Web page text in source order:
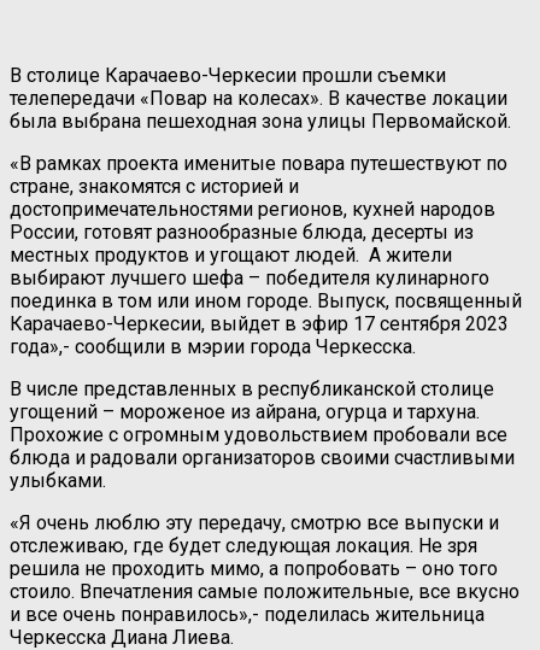
В столице Карачаево-Черкесии прошли съемки
телепередачи «Повар на колесах». В качестве локации
была выбрана пешеходная зона улицы Первомайской.
«В рамках проекта именитые повара путешествуют по
стране, знакомятся с историей и
достопримечательностями регионов, кухней народов
России, готовят разнообразные блюда, десерты из
местных продуктов и угощают людей. А жители
выбирают лучшего шефа – победителя кулинарного
поединка в том или ином городе. Выпуск, посвященный
Карачаево-Черкесии, выйдет в эфир 17 сентября 2023
года»,- сообщили в мэрии города Черкесска.
В числе представленных в республиканской столице
угощений – мороженое из айрана, огурца и тархуна.
Прохожие с огромным удовольствием пробовали все
блюда и радовали организаторов своими счастливыми
улыбками.
«Я очень люблю эту передачу, смотрю все выпуски и
отслеживаю, где будет следующая локация. Не зря
решила не проходить мимо, а попробовать – оно того
стоило. Впечатления самые положительные, все вкусно
и все очень понравилось»,- поделилась жительница
Черкесска Диана Лиева.